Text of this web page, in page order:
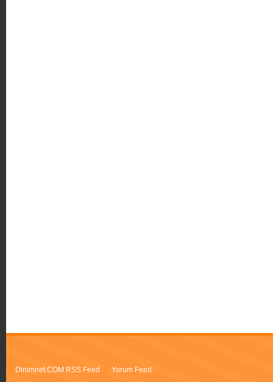
Dinimnet.COM RSS Feed / Yorum Feed